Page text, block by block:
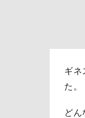
ギネ
た。
ど